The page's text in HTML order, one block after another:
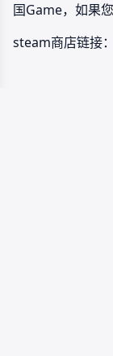
国Game，如果
steam商店链接：